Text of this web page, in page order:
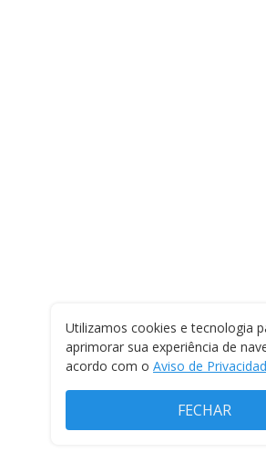
Utilizamos cookies e tecnologia
aprimorar sua experiência de
acordo com o Aviso de
FECHAR